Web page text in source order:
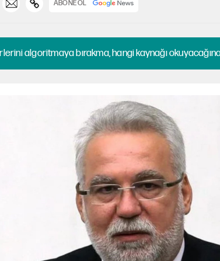
ABONE OL
algoritmaya bırakma, hangi kaynağı